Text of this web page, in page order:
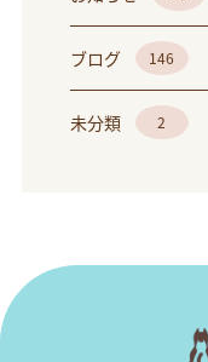
ブログ 146
未分類 2